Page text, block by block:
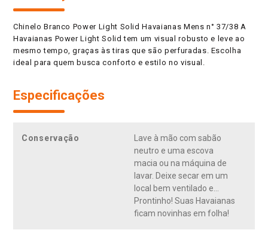
Chinelo Branco Power Light Solid Havaianas Mens n° 37/38 A
Havaianas Power Light Solid tem um visual robusto e leve ao
mesmo tempo, graças às tiras que são perfuradas. Escolha
ideal para quem busca conforto e estilo no visual.
Especificações
Conservação
Lave à mão com sabão
neutro e uma escova
macia ou na máquina de
lavar. Deixe secar em um
local bem ventilado e...
Prontinho! Suas Havaianas
ficam novinhas em folha!